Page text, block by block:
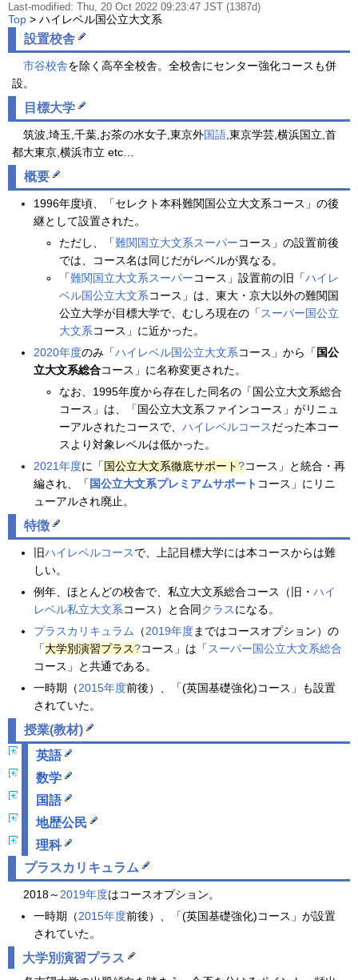
Last-modified: Thu, 20 Oct 2022 09:23:47 JST (1387d)
Top > ハイレベル国公立大文系
設置校舎
市谷校舎を除く高卒全校舎。全校舎にセンター強化コースも併
設。
目標大学
筑波,埼玉,千葉,お茶の水女子,東京外国語 ,東京学芸,横浜国立,首
都大東京,横浜市立 etc…
概要
1996年度頃、「セレクト本科難関国公立大文系コース」の後
継として設置された。
ただし、「難関国立大文系スーパーコース」の設置前後
では、コース名は同じだがレベルが異なる。
「難関国立大文系スーパーコース」設置前の旧「ハイレ
ベル国公立大文系コース」は、東大・京大以外の難関国
公立大学が目標大学で、むしろ現在の「 スーパー国公立
大文系コース」に近かった。
2020年度のみ「ハイレベル国公立大文系コース」から「 国公
立大文系総合コース」に名称変更された。
なお、1995年度から存在した同名の「国公立大文系総合
コース」は、「国公立大文系ファインコース」がリニュ
ーアルされたコースで、 ハイレベルコースだった本コー
スより対象レベルは低かった。
2021年度に「国公立大文系徹底サポート?コース」と統合・再
編され、「 国公立大文系プレミアムサポート コース」にリニ
ューアルされ廃止。
特徴
旧ハイレベルコースで、上記目標大学には本コースからは難
しい。
例年、ほとんどの校舎で、私立大文系総合コース（旧・ ハイ
レベル私立大文系コース）と合同クラスになる。
プラスカリキュラム
（2019年度まではコースオプション）の
「大学別演習プラス?コース」は「 スーパー国公立大文系総合
コース」と共通である。
一時期（2015年度前後）、「(英国基礎強化)コース」も設置
されていた。
授業(教材)
英語
数学
国語
地歴公民
理科
プラスカリキュラム
2018～ 2019年度はコースオプション。
一時期（2015年度前後）、「(英国基礎強化)コース」が設置
されていた。
大学別演習プラス